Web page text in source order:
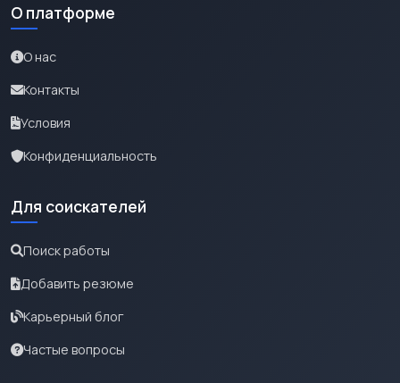
О платформе
О нас
Контакты
Условия
Конфиденциальность
Для соискателей
Поиск работы
Добавить резюме
Карьерный блог
Частые вопросы